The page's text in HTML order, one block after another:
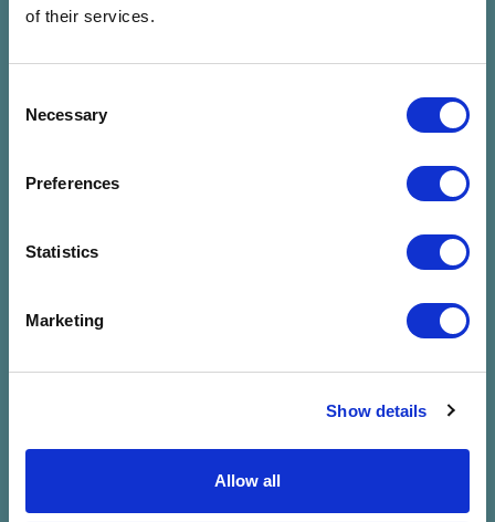
of their services.
Selection
Necessary
Preferences
Statistics
Marketing
Show details
Allow all
Nincs találat a
megadott
szűrésre